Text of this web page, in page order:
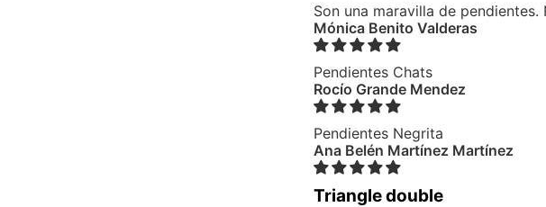
Son una maravilla de
Mónica Benito Valderas
Pendientes Chats
Rocío Grande Mendez
Pendientes Negrita
Ana Belén Martínez Martínez
Triangle double